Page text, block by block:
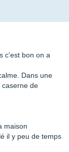
c'est bon on a
Dans une
caserne de
maison
il y peu de temps